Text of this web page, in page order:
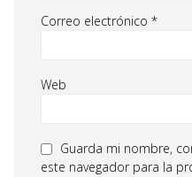
Correo electrónico *
Web
Guarda mi nombre,
este navegador para la